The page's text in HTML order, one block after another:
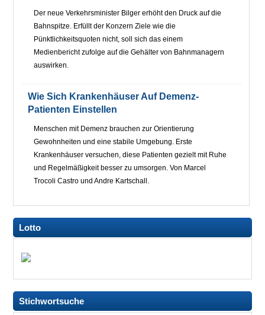
Der neue Verkehrsminister Bilger erhöht den Druck auf die
Bahnspitze. Erfüllt der Konzern Ziele wie die
Pünktlichkeitsquoten nicht, soll sich das einem
Medienbericht zufolge auf die Gehälter von Bahnmanagern
auswirken.
Wie Sich Krankenhäuser Auf Demenz-
Patienten Einstellen
Menschen mit Demenz brauchen zur Orientierung
Gewohnheiten und eine stabile Umgebung. Erste
Krankenhäuser versuchen, diese Patienten gezielt mit Ruhe
und Regelmäßigkeit besser zu umsorgen. Von Marcel
Trocoli Castro und Andre Kartschall.
Lotto
Stichwortsuche